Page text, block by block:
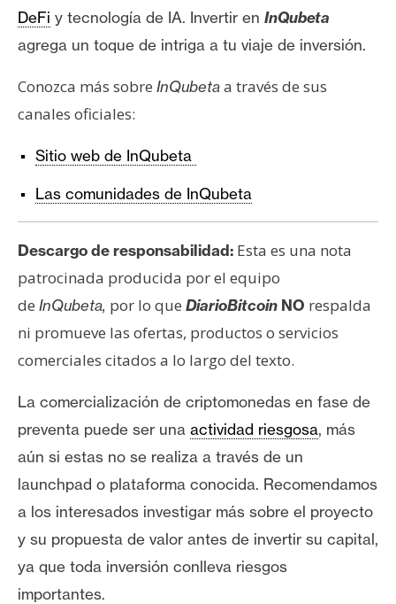
DeFi y tecnología de IA. Invertir en InQubeta
agrega un toque de intriga a tu viaje de inversión.
Conozca más sobre InQubetaa través de sus
canales oficiales:
Sitio web de InQubeta
Las comunidades de InQubeta
Descargo de responsabilidad: Esta es una nota
patrocinada producida por el equipo
de InQubeta, por lo que DiarioBitcoin NO respalda
ni promueve las ofertas, productos o servicios
comerciales citados a lo largo del texto.
La comercialización de criptomonedas en fase de
preventa puede ser una actividad riesgosa, más
aún si estas no se realiza a través de un
launchpad o plataforma conocida. Recomendamos
a los interesados investigar más sobre el proyecto
y su propuesta de valor antes de invertir su capital,
ya que toda inversión conlleva riesgos
importantes.